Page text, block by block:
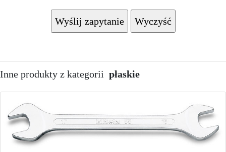
Inne produkty z kategorii płaskie